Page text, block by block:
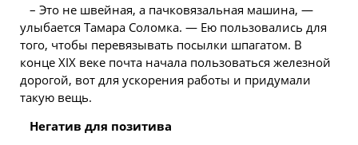
– Это не швейная, а пачковязальная машина, —
улыбается Тамара Соломка. — Ею пользовались для
того, чтобы перевязывать посылки шпагатом. В
конце XIX веке почта начала пользоваться железной
дорогой, вот для ускорения работы и придумали
такую вещь.
Негатив для позитива